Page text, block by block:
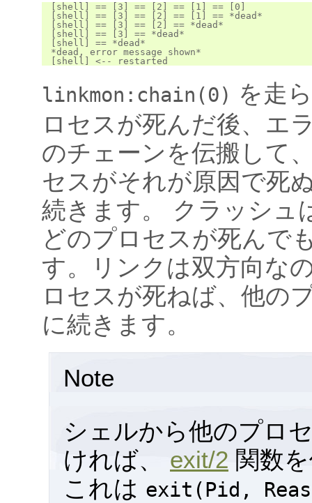
[shell] == [3] == [2] == [1] == [0]
[shell] == [3] == [2] == [1] == *dead*
[shell] == [3] == [2] == *dead*
[shell] == [3] == *dead*
[shell] == *dead*
*dead, error message shown*
linkmon:chain(0) を走
ロセスが死んだ後、エ
のチェーンを伝搬して
セスがそれが原因で死
続きます。 クラッシュ
どのプロセスが死んで
す。リンクは双方向な
ロセスが死ねば、他の
に続きます。
Note
シェルから他のプロ
ければ、 exit/2 関数
これは exit(Pid,